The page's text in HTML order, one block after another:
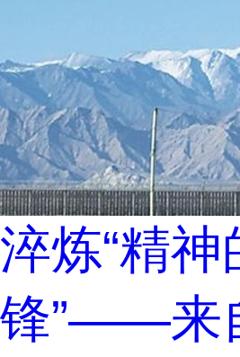
淬炼“精神
锋”——来